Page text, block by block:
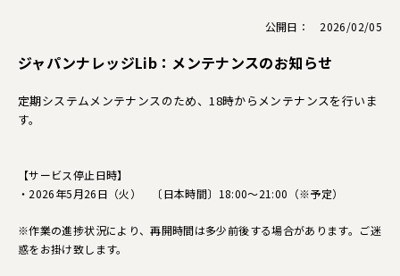
公開日： 2026/02/05
ジャパンナレッジLib：メンテナンスのお知らせ
定期システムメンテナンスのため、18時からメンテナンスを行いま
す。
【サービス停止日時】
・2026年5月26日（火） 〔日本時間〕18:00～21:00（※予定）
※作業の進捗状況により、再開時間は多少前後する場合があります。ご迷
惑をお掛け致します。